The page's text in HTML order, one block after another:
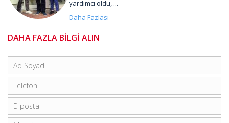
yardımcı oldu, ...
Daha Fazlası
DAHA FAZLA BİLGİ ALIN